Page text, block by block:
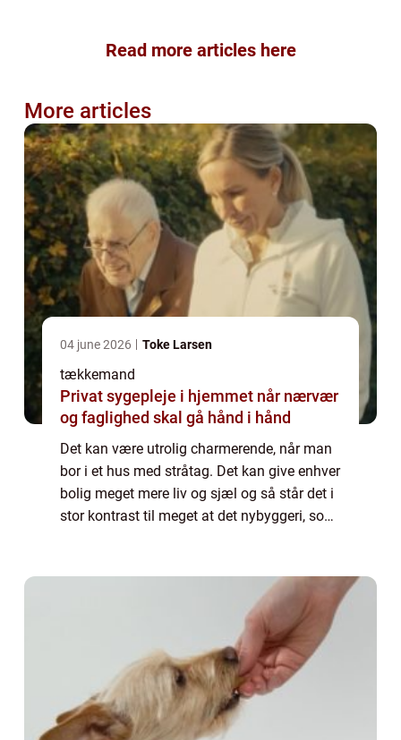
Read more articles here
More articles
04 june 2026 Toke Larsen
tækkemand
Privat sygepleje i hjemmet når nærvær
og faglighed skal gå hånd i hånd
Det kan være utrolig charmerende, når man
bor i et hus med stråtag. Det kan give enhver
bolig meget mere liv og sjæl og så står det i
stor kontrast til meget at det nybyggeri, som